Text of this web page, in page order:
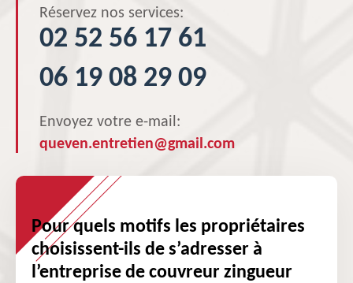
Réservez nos services:
02 52 56 17 61
06 19 08 29 09
Envoyez votre e-mail:
queven.entretien@gmail.com
Pour quels motifs les propriétaires
choisissent-ils de s’adresser à
l’entreprise de couvreur zingueur